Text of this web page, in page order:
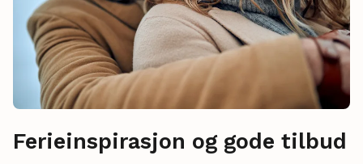
Ferieinspirasjon og gode tilbud